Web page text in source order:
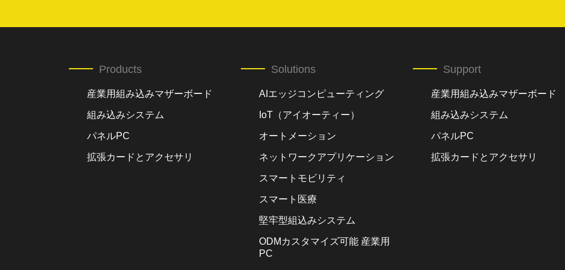
Products
産業用組み込みマザーボード
組み込みシステム
パネルPC
拡張カードとアクセサリ
Solutions
AIエッジコンピューティング
IoT（アイオーティー）
オートメーション
ネットワークアプリケーション
スマートモビリティ
スマート医療
堅牢型組込みシステム
ODMカスタマイズ可能 産業用
PC
Support
産業用組み込みマザーボード
組み込みシステム
パネルPC
拡張カードとアクセサリ